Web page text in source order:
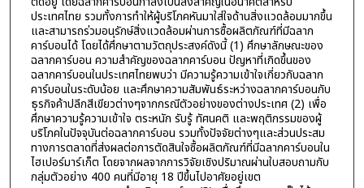
ประเทศไทย รวมทั้งการทำให้ผู้บริโภคหันมาใส่ใจด้านสิ่งแวดล้อมมากขึ้น
และสามารถร่วมอนุรักษ์สิ่งแวดล้อมผ่านการซื้อผลิตภัณฑ์ที่มีฉลาก
คาร์บอนได้ โดยได้ศึกษาตามวัตถุประสงค์ดังนี้ (1) ศึกษาลักษณะของ
ฉลากคาร์บอน ความสำคัญของฉลากคาร์บอน ปัญหาที่เกิดขึ้นของ
ฉลากคาร์บอนในประเทศไทยพบว่า มีความรู้ความเข้าใจเกี่ยวกับฉลาก
คาร์บอนในระดับน้อย และศึกษาความสัมพันธ์ระหว่างฉลากคาร์บอนกับ
ธุรกิจค้าปลีกสีเขียวต่างๆจากกรณีตัวอย่างของต่างประเทศ (2) เพื่อ
ศึกษาความรู้ความเข้าใจ ตระหนัก รับรู้ ทัศนคติ และพฤติกรรมของผู้
บริโภคในปัจจุบันต่อฉลากคาร์บอน รวมทั้งปัจจัยต่างๆและส่วนประสม
ทางการตลาดที่ส่งผลต่อการตัดสินใจซื้อผลิตภัณฑ์ที่มีฉลากคาร์บอนใน
ไฮเปอร์มาร์เก็ต โดยจากผลจากการวิจัยเชิงปริมาณผ่านใบสอบถามกับ
กลุ่มตัวอย่าง 400 คนที่มีอายุ 18 ปีขึ้นไปอาศัยอยู่เขต